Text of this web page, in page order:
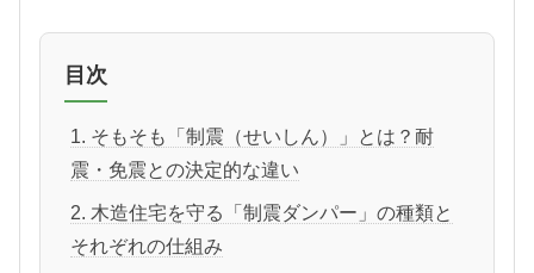
目次
1. そもそも「制震（せいしん）」とは？耐
震・免震との決定的な違い
2. 木造住宅を守る「制震ダンパー」の種類と
それぞれの仕組み